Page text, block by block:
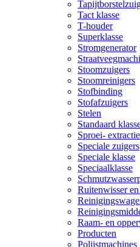
Tact klasse
T-houder
Superklasse
Stromgenerator
Stoomzuigers
Stoomreinigers
Stofbinding
Stofafzuigers
Stelen
Standaard
Sproei-
Speciale zuigers
Speciale klasse
Speciaalklasse
Ruitenwisser
Raam- en
Producten
Polijstmachines